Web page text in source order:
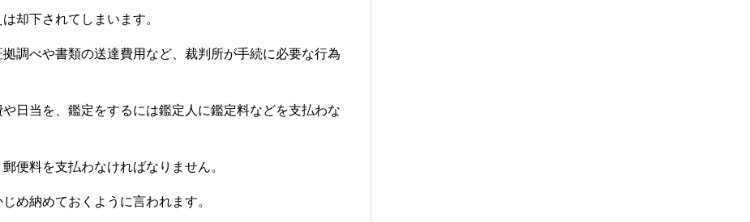
却下されてしまいます。
調べや書類の送達費用など、裁判所が手続に必要な行為
日当を、鑑定をするには鑑定人に鑑定料などを支払わな
便料を支払わなければなりません。
め納めておくように言われます。